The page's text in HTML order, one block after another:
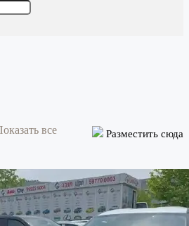
все
Разместить сюда